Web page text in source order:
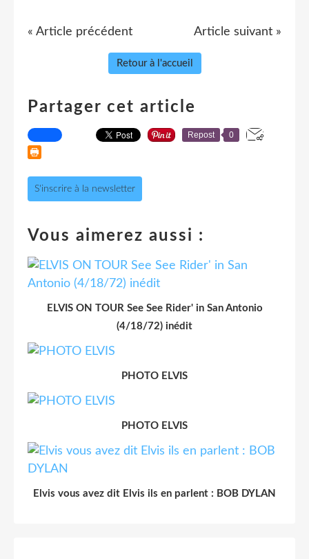
« Article précédent Article suivant »
Retour à l'accueil
Partager cet article
Repost 0
S'inscrire à la newsletter
Vous aimerez aussi :
ELVIS ON TOUR See See Rider' in San Antonio
(4/18/72) inédit
PHOTO ELVIS
PHOTO ELVIS
Elvis vous avez dit Elvis ils en parlent : BOB DYLAN